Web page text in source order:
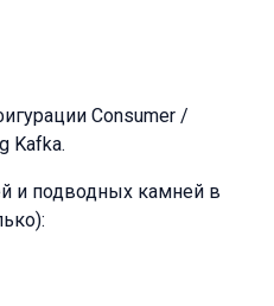
Consumer /
Kafka.
и подводных камней в